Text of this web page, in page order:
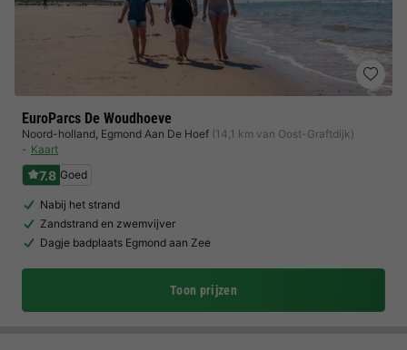
EuroParcs De Woudhoeve
Noord-holland, Egmond Aan De Hoef (14,1 km van Oost-Graftdijk)
Kaart
7.8 Goed
Nabij het strand
Zandstrand en zwemvijver
Dagje badplaats Egmond aan Zee
Toon prijzen